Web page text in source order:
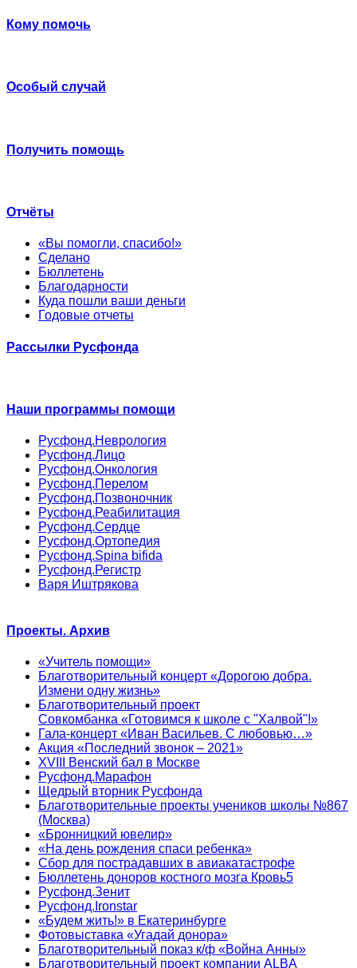
Кому помочь
Особый случай
Получить помощь
Отчёты
«Вы помогли, спасибо!»
Сделано
Бюллетень
Благодарности
Куда пошли ваши деньги
Годовые отчеты
Рассылки Русфонда
Наши программы помощи
Русфонд.Неврология
Русфонд.Лицо
Русфонд.Онкология
Русфонд.Перелом
Русфонд.Позвоночник
Русфонд.Реабилитация
Русфонд.Сердце
Русфонд.Ортопедия
Русфонд.Spina bifida
Русфонд.Регистр
Варя Иштрякова
Проекты. Архив
«Учитель помощи»
Благотворительный концерт «Дорогою добра.
Измени одну жизнь»
Благотворительный проект
Совкомбанка «Готовимся к школе с "Халвой"!»
Гала-концерт «Иван Васильев. С любовью…»
Акция «Последний звонок – 2021»
XVIII Венский бал в Москве
Русфонд.Марафон
Щедрый вторник Русфонда
Благотворительные проекты учеников школы №867
(Москва)
«Бронницкий ювелир»
«На день рождения спаси ребенка»
Сбор для пострадавших в авиакатастрофе
Бюллетень доноров костного мозга Кровь5
Русфонд.Зенит
Русфонд.Ironstar
«Будем жить!» в Екатеринбурге
Фотовыставка «Угадай донора»
Благотворительный показ к/ф «Война Анны»
Благотворительный проект компании ALBA